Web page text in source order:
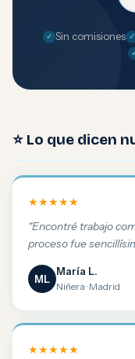
Sin comisiones
⭐ Lo que dicen
★★★★★
"Encontré trabajo
proceso fue
ML
María L.
Niñera · Madrid
★★★★★